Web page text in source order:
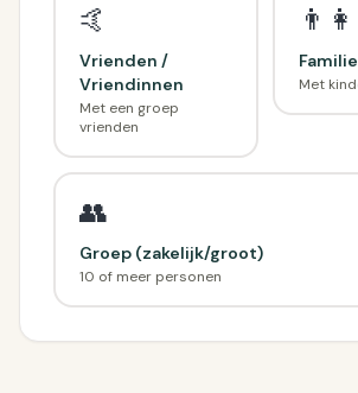
🤙
Vrienden /
Vriendinnen
Met een groep
vrienden
Familie
Met
👥
Groep (zakelijk/groot)
10 of meer personen